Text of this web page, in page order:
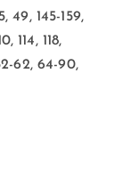
49, 145-159,
114, 118,
62, 64-90,